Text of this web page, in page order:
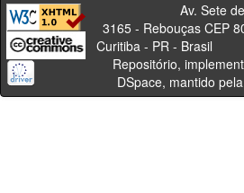
Av. Sete de
3165 - Rebouças CEP
Curitiba - PR -
Repositório,
DSpace, mantido